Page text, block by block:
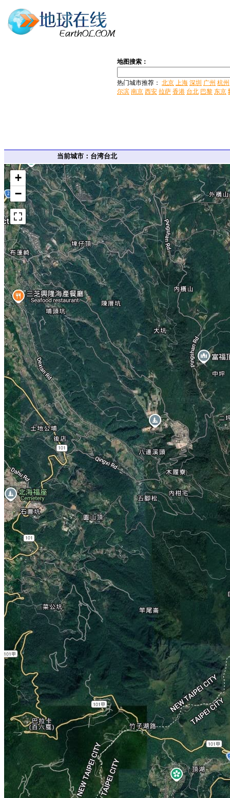
地图搜索：
热门城市推荐： 北京 上海 深圳 广州 杭州
尔滨 南京 西安 拉萨 香港 台北 巴黎 东京
当前城市：台湾台北
+
−